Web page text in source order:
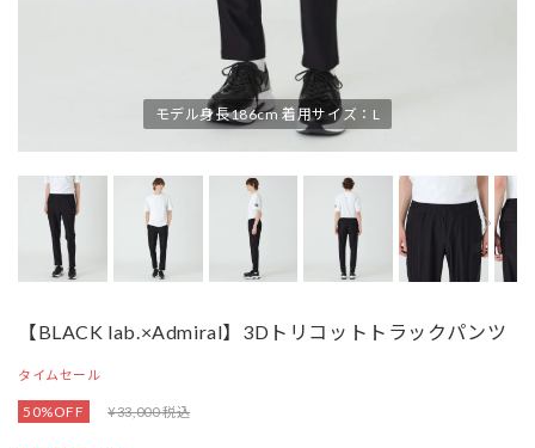
モデル身長186cm 着用サイズ：L
【BLACK lab.×Admiral】3Dトリコットトラックパンツ
タイムセール
50%OFF ¥33,000 税込